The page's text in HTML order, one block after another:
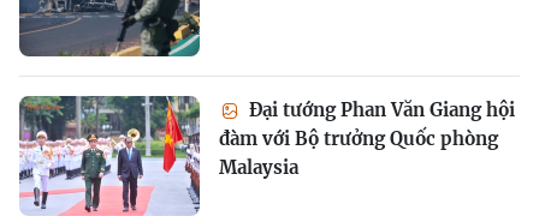
Đại tướng Phan Văn Giang hội
đàm với Bộ trưởng Quốc phòng
Malaysia